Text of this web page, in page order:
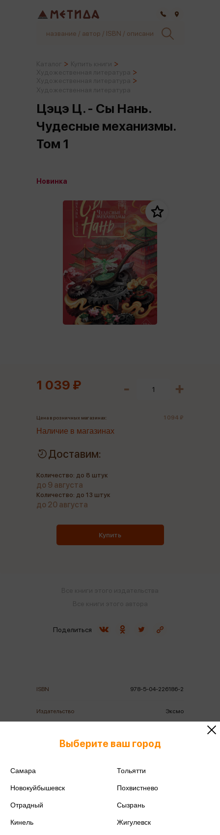
Цэцэ Ц. - Сы Нань.
Чудесные механизмы.
Том 1
Новинка
ISBN 978-5-04-226186-2
Издательство Эксмо
Бестселлеры китайской
литературы
Количество страниц
1 039 ₽
Цена в розничных магазинах: 1 094 ₽
Наличие в магазинах
Доставим:
Количество: до 8 штук
до 9 августа
Количество: до 13 штук
до 20 августа
Купить
Поделиться
Выберите ваш город
Самара Тольятти
Новокуйбышевск Похвистнево
Отрадный Сызрань
Кинель Жигулевск